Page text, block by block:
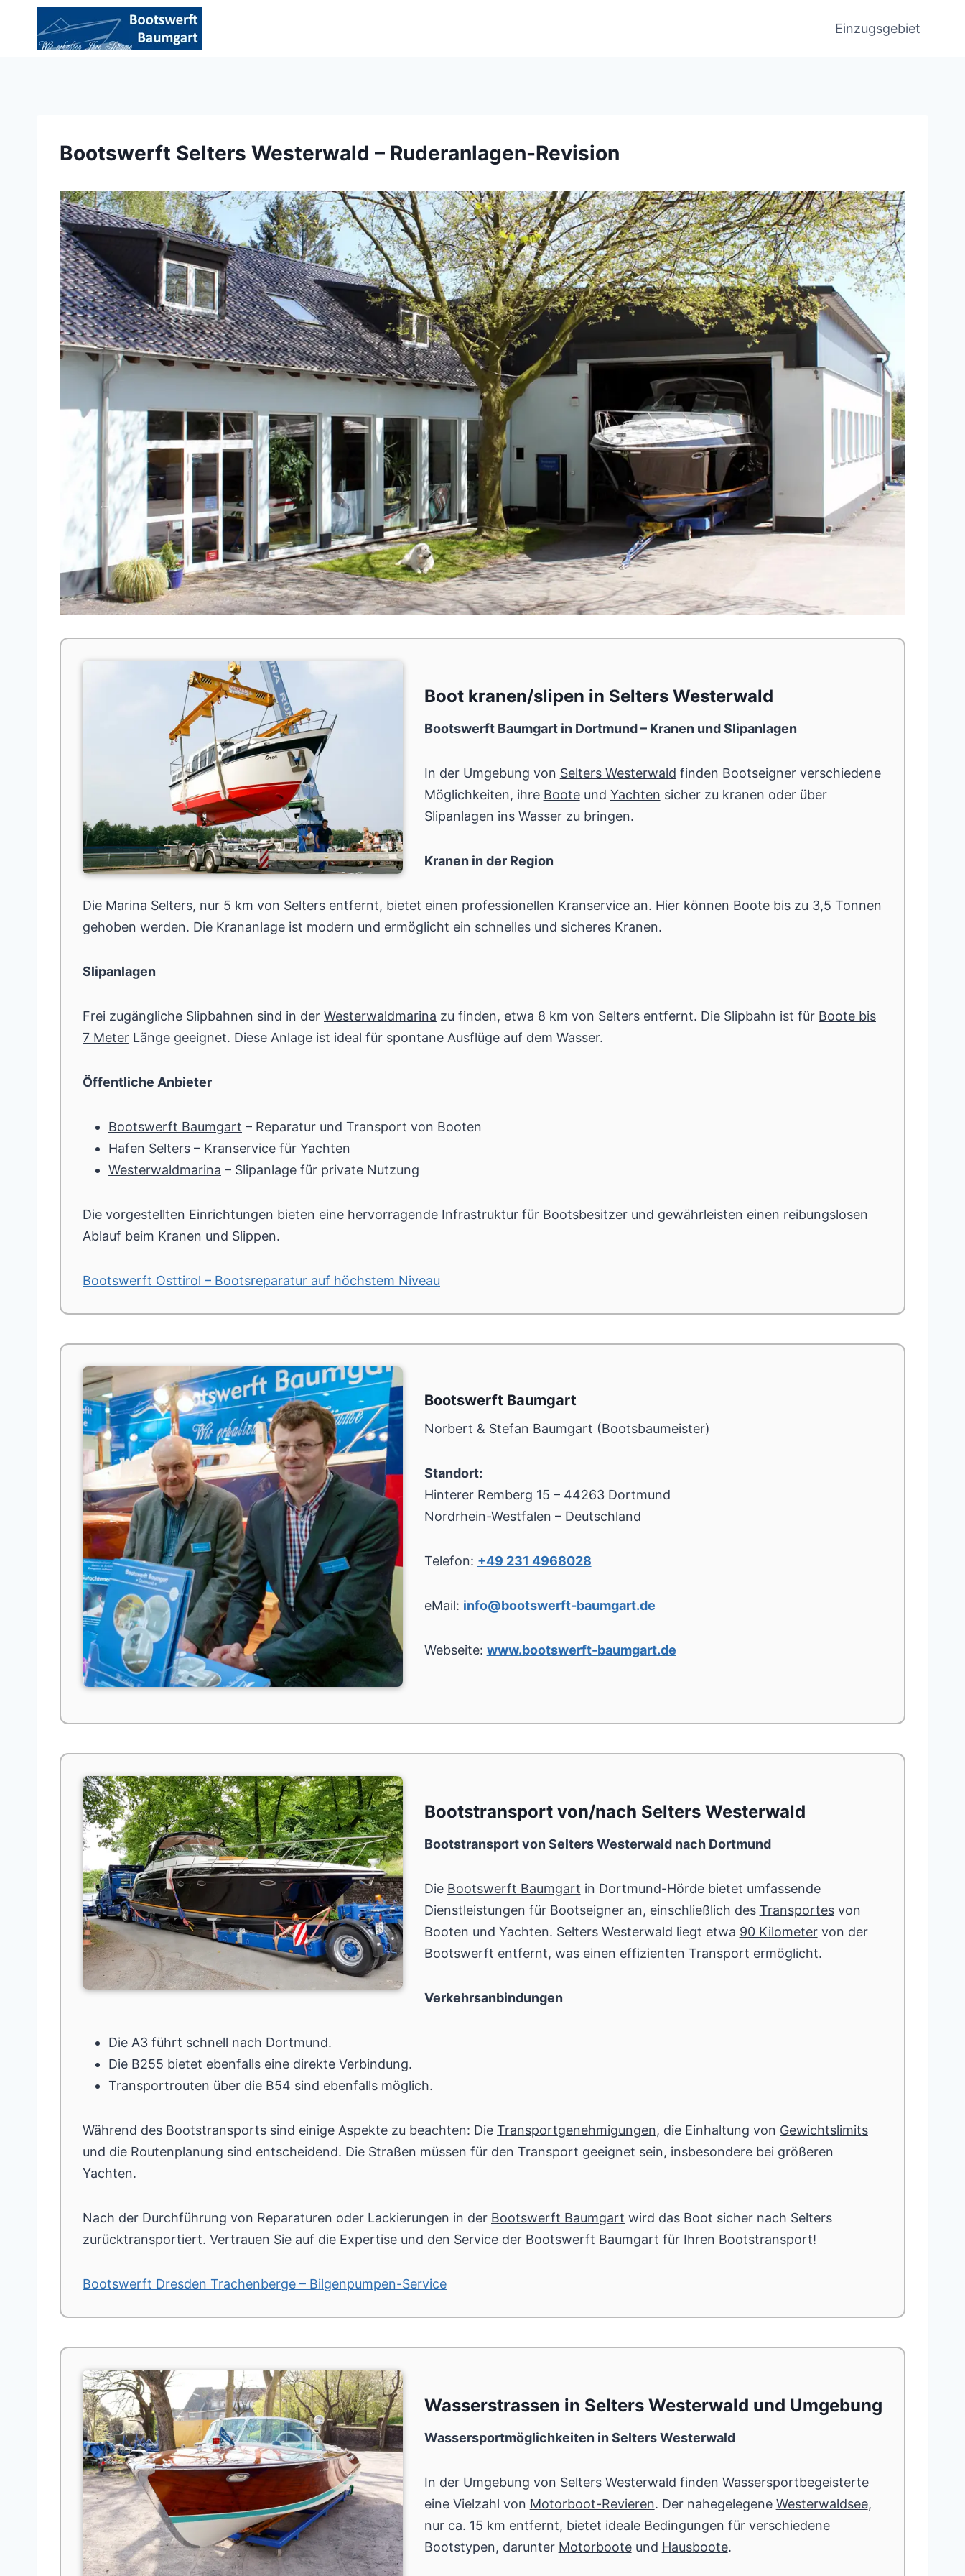
springen
Einzugsgebiet
Bootswerft Selters Westerwald – Ruderanlagen-Revision
Boot kranen/slipen in Selters Westerwald
Bootswerft Baumgart in Dortmund – Kranen und Slipanlagen
In der Umgebung von Selters Westerwald finden Bootseigner verschiedene
Möglichkeiten, ihre Booteund Yachten sicher zu kranen oder über
Slipanlagen ins Wasser zu bringen.
Kranen in der Region
Die Marina Selters, nur 5 km von Selters entfernt, bietet einen professionellen Kranservice an. Hier können Boote bis zu 3,5 Tonnen
gehoben werden. Die Krananlage ist modern und ermöglicht ein schnelles und sicheres Kranen.
Slipanlagen
Frei zugängliche Slipbahnen sind in der Westerwaldmarina zu finden, etwa 8 km von Selters entfernt. Die Slipbahn ist für Boote bis
7 Meter Länge geeignet. Diese Anlage ist ideal für spontane Ausflüge auf dem Wasser.
Öffentliche Anbieter
Bootswerft Baumgart – Reparatur und Transport von Booten
Hafen Selters – Kranservice für Yachten
Westerwaldmarina – Slipanlage für private Nutzung
Die vorgestellten Einrichtungen bieten eine hervorragende Infrastruktur für Bootsbesitzer und gewährleisten einen reibungslosen
Ablauf beim Kranen und Slippen.
Bootswerft Osttirol – Bootsreparatur auf höchstem Niveau
Bootswerft Baumgart
Norbert & Stefan Baumgart (Bootsbaumeister)
Standort:
Hinterer Remberg 15 – 44263 Dortmund
Nordrhein-Westfalen – Deutschland
Telefon: +49 231 4968028
eMail: info@bootswerft-baumgart.de
Webseite: www.bootswerft-baumgart.de
Bootstransport von/nach Selters Westerwald
Bootstransport von Selters Westerwald nach Dortmund
Die Bootswerft Baumgart in Dortmund-Hörde bietet umfassende
Dienstleistungen für Bootseigner an, einschließlich des Transportesvon
Booten und Yachten. Selters Westerwald liegt etwa 90 Kilometervon der
Bootswerft entfernt, was einen effizienten Transport ermöglicht.
Verkehrsanbindungen
Die A3 führt schnell nach Dortmund.
Die B255 bietet ebenfalls eine direkte Verbindung.
Transportrouten über die B54 sind ebenfalls möglich.
Während des Bootstransports sind einige Aspekte zu beachten: Die Transportgenehmigungen, die Einhaltung von Gewichtslimits
und die Routenplanung sind entscheidend. Die Straßen müssen für den Transport geeignet sein, insbesondere bei größeren
Yachten.
Nach der Durchführung von Reparaturen oder Lackierungen in der Bootswerft Baumgart wird das Boot sicher nach Selters
zurücktransportiert. Vertrauen Sie auf die Expertise und den Service der Bootswerft Baumgart für Ihren Bootstransport!
Bootswerft Dresden Trachenberge – Bilgenpumpen-Service
Wasserstrassen in Selters Westerwald und Umgebung
Wassersportmöglichkeiten in Selters Westerwald
In der Umgebung von Selters Westerwald finden Wassersportbegeisterte
eine Vielzahl von Motorboot-Revieren. Der nahegelegene Westerwaldsee,
nur ca. 15 km entfernt, bietet ideale Bedingungen für verschiedene
Bootstypen, darunter Motorbooteund Hausboote.